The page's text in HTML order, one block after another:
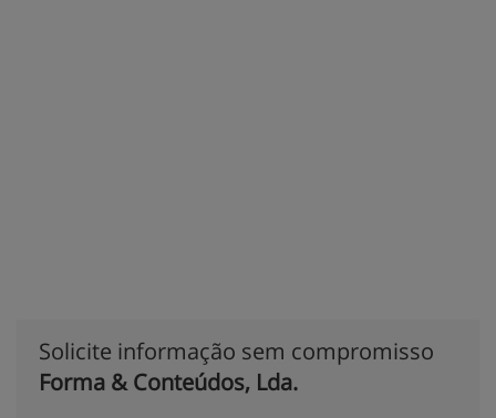
Solicite informação sem compromisso
Forma & Conteúdos, Lda.